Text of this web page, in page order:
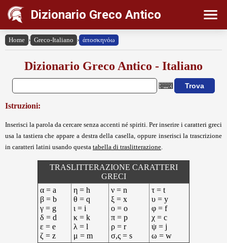
Dizionario Greco Antico
Home › Greco-Italiano › ἀποσκηνόω
Dizionario Greco Antico - Italiano
Istruzioni:
Inserisci la parola da cercare senza accenti né spiriti. Per inserire i caratteri greci
usa la tastiera che appare a destra della casella, oppure inserisci la trascrizione
in caratteri latini usando questa tabella di traslitterazione
TRASLITTERAZIONE CARATTERI
GRECI
α = a
β = b
γ = g
δ = d
ε = e
ζ = z
η = h
θ = q
ι = i
κ = k
λ = l
μ = m
ν = n
ξ = x
ο = o
π = p
ρ = r
σ,ς = s
τ = t
υ = y
φ = f
χ = c
ψ = j
ω = w